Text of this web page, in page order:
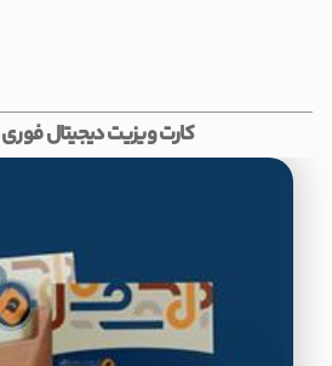
کارت ویزیت دیجیتال